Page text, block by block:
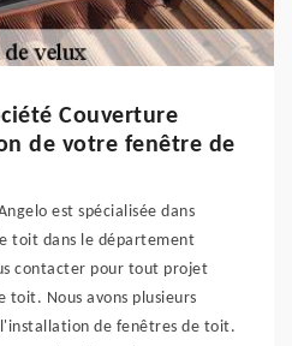
Couverture
de votre fenêtre de
est spécialisée dans
toit dans le département
contacter pour tout projet
Nous avons plusieurs
de fenêtres de toit.